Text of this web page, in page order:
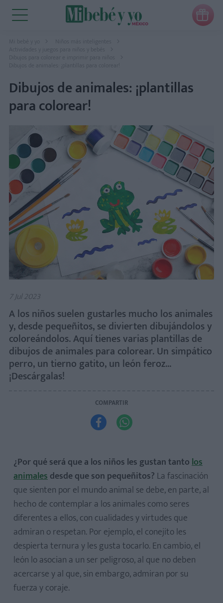

Mi bebé y yo
Niños más inteligentes
Actividades y juegos para niños y bebés
Dibujos para colorear e imprimir para niños
Dibujos de animales: ¡plantillas para colorear!
Dibujos de animales: ¡plantillas
para colorear!
7 Jul 2023
A los niños suelen gustarles mucho los animales
y, desde pequeñitos, se divierten dibujándolos y
coloreándolos. Aquí tienes varias plantillas de
dibujos de animales para colorear. Un simpático
perro, un tierno gatito, un león feroz...
¡Descárgalas!
COMPARTIR
 
¿Por qué será que a los niños les gustan tantolos
animalesdesde que son pequeñitos? La fascinación
que sienten por el mundo animal se debe, en parte, al
hecho de contemplar a los animales como seres
diferentes a ellos, con cualidades y virtudes que
admiran o respetan. Por ejemplo, el conejito les
despierta ternura y les gusta tocarlo. En cambio, el
león lo asocian a un ser peligroso, al que no deben
acercarse y al que, sin embargo, admiran por su
fuerza y coraje.